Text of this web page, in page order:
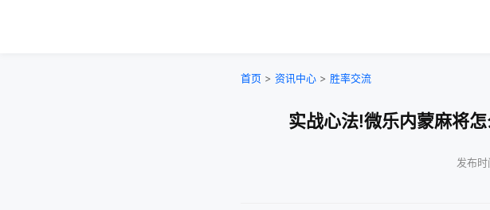
首页 > 资讯中心 > 胜率交流
实战心法!微乐内蒙麻将
发布